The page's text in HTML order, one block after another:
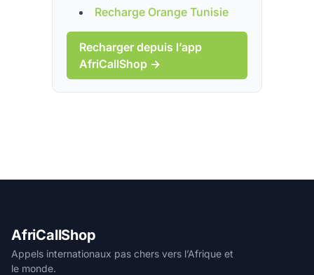
Recharge Orange Tunisie
Recharger depuis l’app
AfriCallShop →
AfriCallShop
Appels internationaux pas chers vers l’Afrique et
le monde.